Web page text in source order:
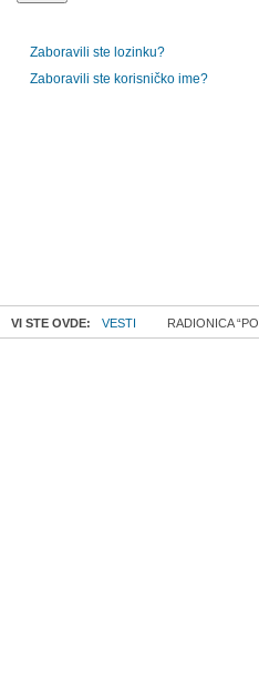
Zaboravili ste lozinku?
Zaboravili ste korisničko ime?
VI STE OVDE: VESTI RADIONICA